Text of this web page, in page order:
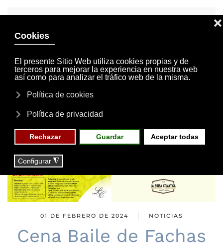
INVITACIONES
MI CUENTA
01 DE FEBRERO DE 2024 NOTICIAS
Cena Baile de Fachas